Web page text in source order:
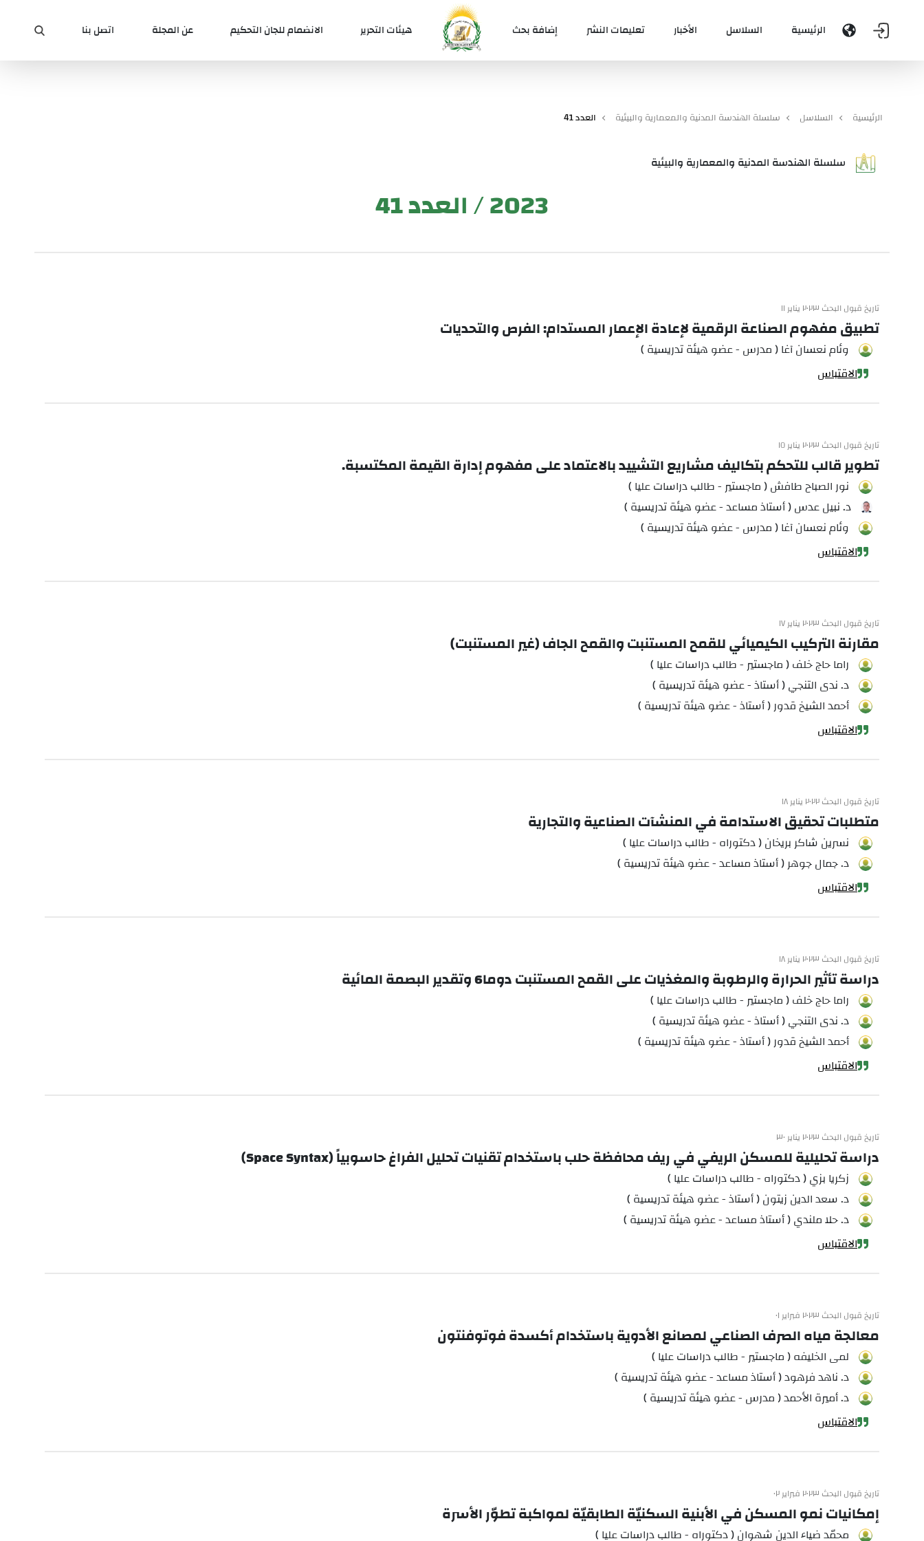
الرئيسية السلاسل الأخبار تعليمات النشر إضافة بحث هيئات التحرير الانضمام للجان التحكيم عن المجلة اتصل بنا
الرئيسية السلاسل سلسلة الهندسة المدنية والمعمارية والبيئية العدد 41
سلسلة الهندسة المدنية والمعمارية والبيئية
2023 / العدد 41
تاريخ قبول البحث ٢٠٢٣ يناير ١١
تطبيق مفهوم الصناعة الرقمية لإعادة الإعمار المستدام: الفرص والتحديات
وئام نعسان آغا ( مدرس - عضو هيئة تدريسية )
الاقتباس
تاريخ قبول البحث ٢٠٢٣ يناير ١٥
تطوير قالب للتحكم بتكاليف مشاريع التشييد بالاعتماد على مفهوم إدارة القيمة المكتسبة.
نور الصباح طافش ( ماجستير - طالب دراسات عليا )
د. نبيل عدس ( أستاذ مساعد - عضو هيئة تدريسية )
وئام نعسان آغا ( مدرس - عضو هيئة تدريسية )
الاقتباس
تاريخ قبول البحث ٢٠٢٣ يناير ١٧
مقارنة التركيب الكيميائي للقمح المستنبت والقمح الجاف (غير المستنبت)
راما حاج خلف ( ماجستير - طالب دراسات عليا )
د. ندى التنجي ( أستاذ - عضو هيئة تدريسية )
أحمد الشيخ قدور ( أستاذ - عضو هيئة تدريسية )
الاقتباس
تاريخ قبول البحث ٢٠٢٢ يناير ١٨
متطلبات تحقيق الاستدامة في المنشآت الصناعية والتجارية
نسرين شاكر بريخان ( دكتوراه - طالب دراسات عليا )
د. جمال جوهر ( أستاذ مساعد - عضو هيئة تدريسية )
الاقتباس
تاريخ قبول البحث ٢٠٢٣ يناير ١٨
دراسة تأثير الحرارة والرطوبة والمغذيات على القمح المستنبت دوما6 وتقدير البصمة المائية
راما حاج خلف ( ماجستير - طالب دراسات عليا )
د. ندى التنجي ( أستاذ - عضو هيئة تدريسية )
أحمد الشيخ قدور ( أستاذ - عضو هيئة تدريسية )
الاقتباس
تاريخ قبول البحث ٢٠٢٣ يناير ٣٠
دراسة تحليلية للمسكن الريفي في ريف محافظة حلب باستخدام تقنيات تحليل الفراغ حاسوبياً (Space Syntax)
زكريا بزي ( دكتوراه - طالب دراسات عليا )
د. سعد الدين زيتون ( أستاذ - عضو هيئة تدريسية )
د. حلا ملندي ( أستاذ مساعد - عضو هيئة تدريسية )
الاقتباس
تاريخ قبول البحث ٢٠٢٣ فبراير ٠١
معالجة مياه الصرف الصناعي لمصانع الأدوية باستخدام أكسدة فوتوفنتون
لمى الخليفه ( ماجستير - طالب دراسات عليا )
د. ناهد فرهود ( أستاذ مساعد - عضو هيئة تدريسية )
د. أميرة الأحمد ( مدرس - عضو هيئة تدريسية )
الاقتباس
تاريخ قبول البحث ٢٠٢٣ فبراير ٠٢
إمكانيات نمو المسكن في الأبنية السكنيّة الطابقيّة لمواكبة تطوّر الأسرة
محمّد ضياء الدين شهوان ( دكتوراه - طالب دراسات عليا )